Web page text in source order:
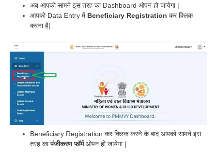
अब आपको सामने इस तरह का Dashboard ओपन हो जायेगा |
आपको Data Entry मेंBeneficiary Registration कर क्लिक
करना है|
Beneficiary Registration कर क्लिक करने के बाद आपको सामने इस
तरह कापंजीकरण फॉर्मओपन हो जायेगा |